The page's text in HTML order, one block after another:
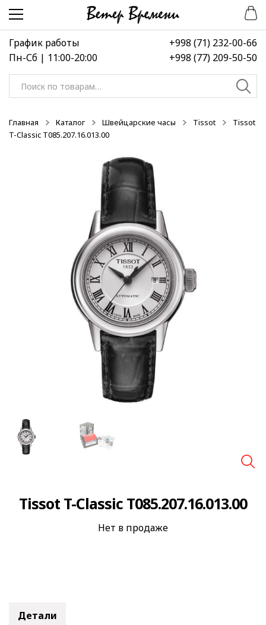
Перейти
навигации
Перейти
содержимому
График работы
Пн-Сб | 11:00-20:00
+998 (71) 232-00-66
+998 (77) 209-50-50
Искать:
Главная Каталог Швейцарские часы Tissot
Tissot
T-Classic T085.207.16.013.00
Tissot T-Classic T085.207.16.013.00
Нет в продаже
Детали
-50%
-50%
-50%